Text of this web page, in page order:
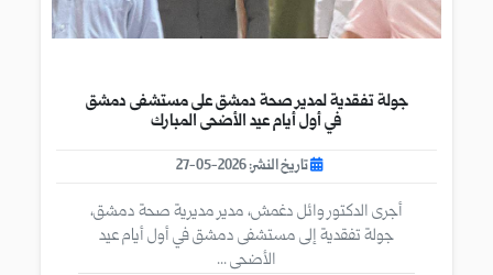
جولة تفقدية لمدير صحة دمشق على مستشفى دمشق
في أول أيام عيد الأضحى المبارك
تاريخ النشر: 2026-05-27
أجرى الدكتور وائل دغمش، مدير مديرية صحة دمشق،
جولة تفقدية إلى مستشفى دمشق في أول أيام عيد
الأضحى ...